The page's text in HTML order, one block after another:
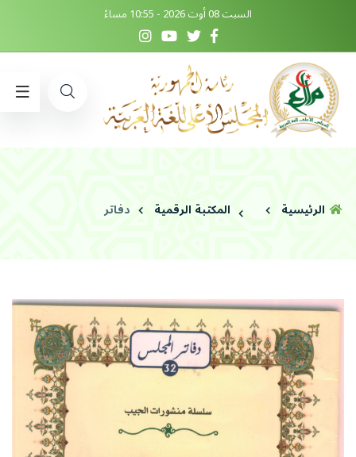
السبت 08 أوت 2026 - 10:55 مساءً
الرئيسية المكتبة الرقمية دفاتر